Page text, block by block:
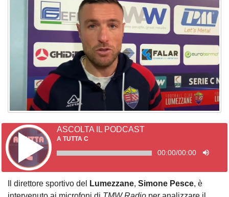
ASCOLTA IL PODCAST
A TUTTA C
00:00/00:00
Il direttore sportivo del Lumezzane, Simone Pesce, è